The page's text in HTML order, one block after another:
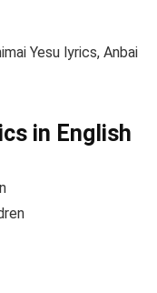
Yesu lyrics, Anbai
in English